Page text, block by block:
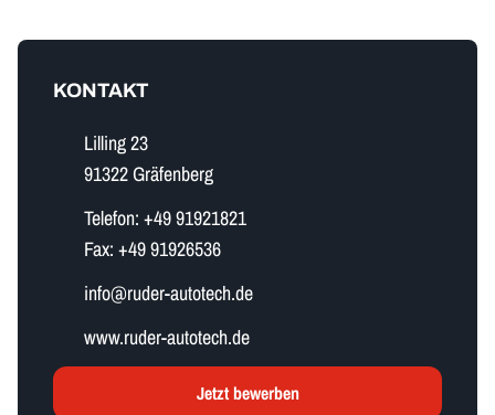
KONTAKT
Lilling 23
91322 Gräfenberg
Telefon: +49 91921821
Fax: +49 91926536
i​n​f​o​@ruder-autotech.de
www.ruder-autotech.de
Jetzt bewerben